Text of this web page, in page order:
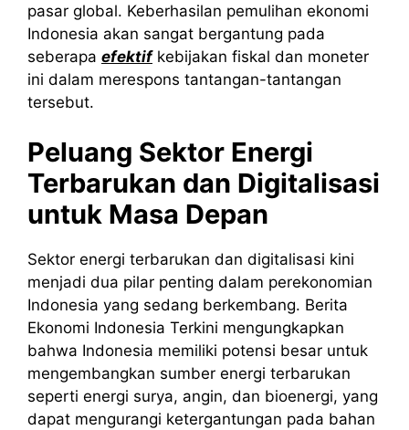
pasar global. Keberhasilan pemulihan ekonomi
Indonesia akan sangat bergantung pada
seberapa efektifkebijakan fiskal dan moneter
ini dalam merespons tantangan-tantangan
tersebut.
Peluang Sektor Energi
Terbarukan dan Digitalisasi
untuk Masa Depan
Sektor energi terbarukan dan digitalisasi kini
menjadi dua pilar penting dalam perekonomian
Indonesia yang sedang berkembang. Berita
Ekonomi Indonesia Terkini mengungkapkan
bahwa Indonesia memiliki potensi besar untuk
mengembangkan sumber energi terbarukan
seperti energi surya, angin, dan bioenergi, yang
dapat mengurangi ketergantungan pada bahan